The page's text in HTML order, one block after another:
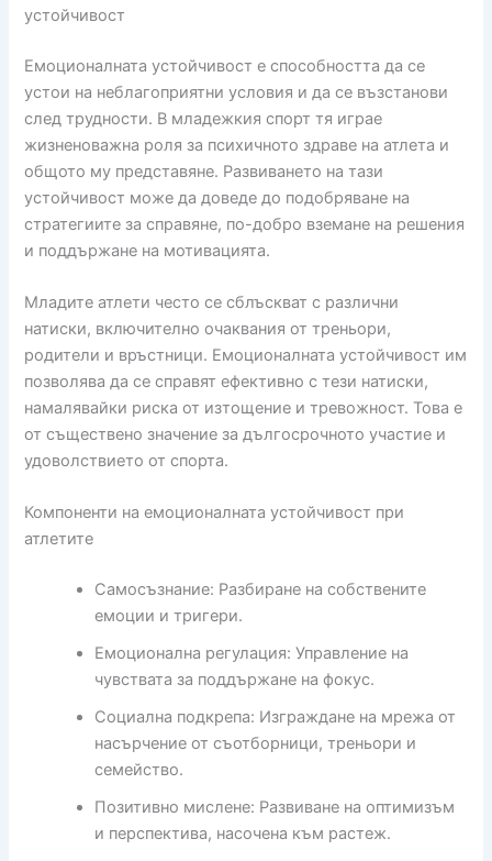
устойчивост
Емоционалната устойчивост е способността да се
устои на неблагоприятни условия и да се възстанови
след трудности. В младежкия спорт тя играе
жизненоважна роля за психичното здраве на атлета и
общото му представяне. Развиването на тази
устойчивост може да доведе до подобряване на
стратегиите за справяне, по-добро вземане на решения
и поддържане на мотивацията.
Младите атлети често се сблъскват с различни
натиски, включително очаквания от треньори,
родители и връстници. Емоционалната устойчивост им
позволява да се справят ефективно с тези натиски,
намалявайки риска от изтощение и тревожност. Това е
от съществено значение за дългосрочното участие и
удоволствието от спорта.
Компоненти на емоционалната устойчивост при
атлетите
Самосъзнание: Разбиране на собствените
емоции и тригери.
Емоционална регулация: Управление на
чувствата за поддържане на фокус.
Социална подкрепа: Изграждане на мрежа от
насърчение от съотборници, треньори и
семейство.
Позитивно мислене: Развиване на оптимизъм
и перспектива, насочена към растеж.